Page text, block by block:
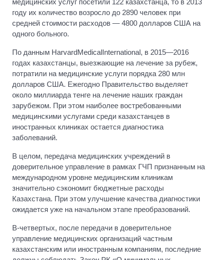
медицинских услуг посетили 122 казахстанца, то в 2013
году их количество возросло до 2890 человек при
средней стоимости расходов — 4800 долларов США на
одного больного.
По данным HarvardMedicalInternational, в 2015—2016
годах казахстанцы, выезжающие на лечение за рубеж,
потратили на медицинские услуги порядка 280 млн
долларов США. Ежегодно Правительство выделяет
около миллиарда тенге на лечение наших граждан
зарубежом. При этом наиболее востребованными
медицинскими услугами среди казахстанцев в
иностранных клиниках остается диагностика
заболеваний.
В целом, передача медицинских учреждений в
доверительное управление в рамках ГЧП признанным на
международном уровне медицинским клиникам
значительно сэкономит бюджетные расходы
Казахстана. При этом улучшение качества диагностики
ожидается уже на начальном этапе преобразований.
В-четвертых, после передачи в доверительное
управление медицинских организаций частным
казахстанским или иностранным компаниям, последние